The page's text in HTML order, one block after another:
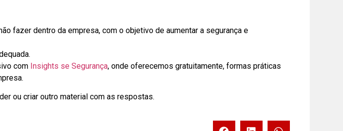
fazer dentro da empresa, com o objetivo de aumentar a segurança e
com Insights se Segurança, onde oferecemos gratuitamente, formas práticas
ou criar outro material com as respostas.